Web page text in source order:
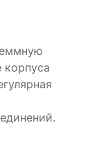
корпуса